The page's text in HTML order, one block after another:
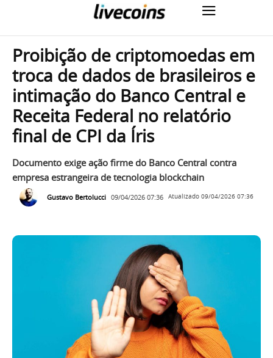
Proibição de criptomoedas em
troca de dados de brasileiros e
intimação do Banco Central e
Receita Federal no relatório
final de CPI da Íris
Documento exige ação firme do Banco Central contra
empresa estrangeira de tecnologia blockchain
Gustavo Bertolucci 09/04/2026 07:36 Atualizado 09/04/2026 07:36